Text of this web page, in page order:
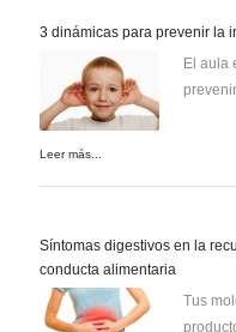
3 dinámicas para prevenir la
El aula
Leer más...
Síntomas digestivos en la
conducta alimentaria
Tus